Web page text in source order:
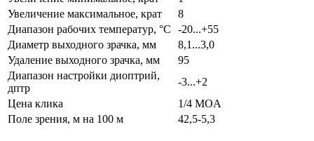
Увеличение максимальное, крат
8
Диапазон рабочих температур, °C
-20...+55
Диаметр выходного зрачка, мм
8,1...3,0
Удаление выходного зрачка, мм
95
Диапазон настройки диоптрий,
дптр
-3...+2
Цена клика
1/4 MOA
Поле зрения, м на 100 м
42,5-5,3